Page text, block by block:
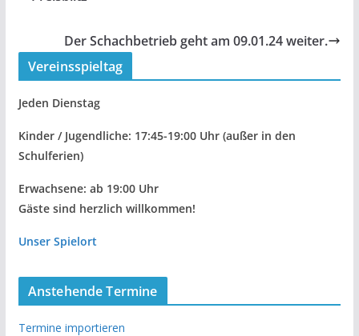
Der Schachbetrieb geht am 09.01.24 weiter.
Vereinsspieltag
Jeden Dienstag
Kinder / Jugendliche: 17:45-19:00 Uhr (außer in den
Schulferien)
Erwachsene: ab 19:00 Uhr
Gäste sind herzlich willkommen!
Unser Spielort
Anstehende Termine
Termine importieren